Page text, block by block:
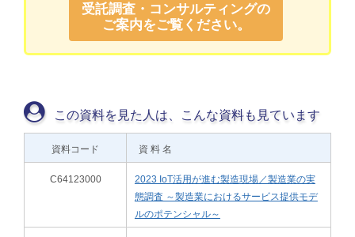
受託調査・コンサルティングの
ご案内をご覧ください。
この資料を見た人は、こんな資料も見ています
資料コード 資 料 名
C64123000
2023 IoT活用が進む製造現場／製造業の実
態調査 ～製造業におけるサービス提供モデ
ルのポテンシャル～